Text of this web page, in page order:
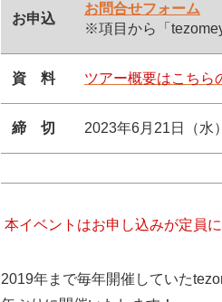
お申込
お問合せフォーム
※項目から「
資 料 ツアー概要はこちら
締 切 2023年6月21日（水）
本イベントはお申し込みが定員
2019年まで毎年開催していた